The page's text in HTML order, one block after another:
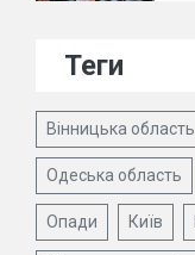
Теги
Вінницька область
Одеська область
Опади Київ